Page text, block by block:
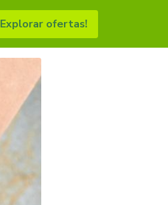
Explorar ofertas!